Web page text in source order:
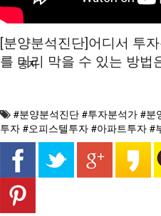
분양정보
공지
[분양분석진단]어디서 투
를 미리 막을 수 있는 방법
#분양분석진단 #투자분석가 #
투자 #오피스텔투자 #아파트투자 #